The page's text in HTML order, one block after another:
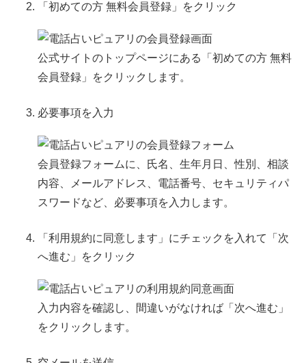
「初めての方 無料会員登録」をクリック
公式サイトのトップページにある「初めての方 無料
会員登録」をクリックします。
必要事項を入力
会員登録フォームに、氏名、生年月日、性別、相談
内容、メールアドレス、電話番号、セキュリティパ
スワードなど、必要事項を入力します。
「利用規約に同意します」にチェックを入れて「次
へ進む」をクリック
入力内容を確認し、間違いがなければ「次へ進む」
をクリックします。